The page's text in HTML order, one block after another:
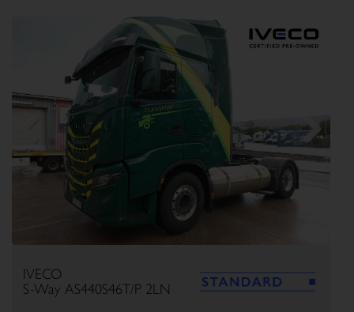
Previous Next
IVECO
S-Way AS440S46T/P 2LN